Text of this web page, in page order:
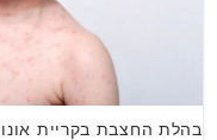
בהלת החצבת בקריית אונו